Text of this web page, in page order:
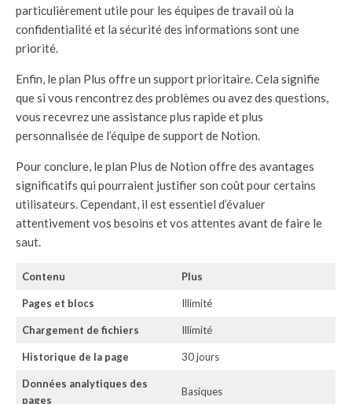
particulièrement utile pour les équipes de travail où la
confidentialité et la sécurité des informations sont une
priorité.
Enfin, le plan Plus offre un support prioritaire. Cela signifie
que si vous rencontrez des problèmes ou avez des questions,
vous recevrez une assistance plus rapide et plus
personnalisée de l’équipe de support de Notion.
Pour conclure, le plan Plus de Notion offre des avantages
significatifs qui pourraient justifier son coût pour certains
utilisateurs. Cependant, il est essentiel d’évaluer
attentivement vos besoins et vos attentes avant de faire le
saut.
Contenu Plus
Pages et blocs Illimité
Chargement de fichiers Illimité
Historique de la page 30 jours
Données analytiques des
pages
Basiques